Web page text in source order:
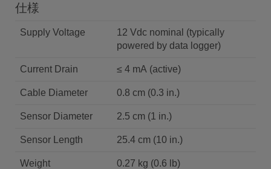
仕様
Supply Voltage
12 Vdc nominal (typically
powered by data logger)
Current Drain ≤ 4 mA (active)
Cable Diameter 0.8 cm (0.3 in.)
Sensor Diameter 2.5 cm (1 in.)
Sensor Length 25.4 cm (10 in.)
Weight 0.27 kg (0.6 lb)